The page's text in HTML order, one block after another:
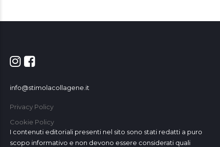
info@stimolacollagene.it
Privacy Policy
Cookie Policy
I contenuti editoriali presenti nel sito sono stati redatti a puro
scopo informativo e non devono essere considerati quali